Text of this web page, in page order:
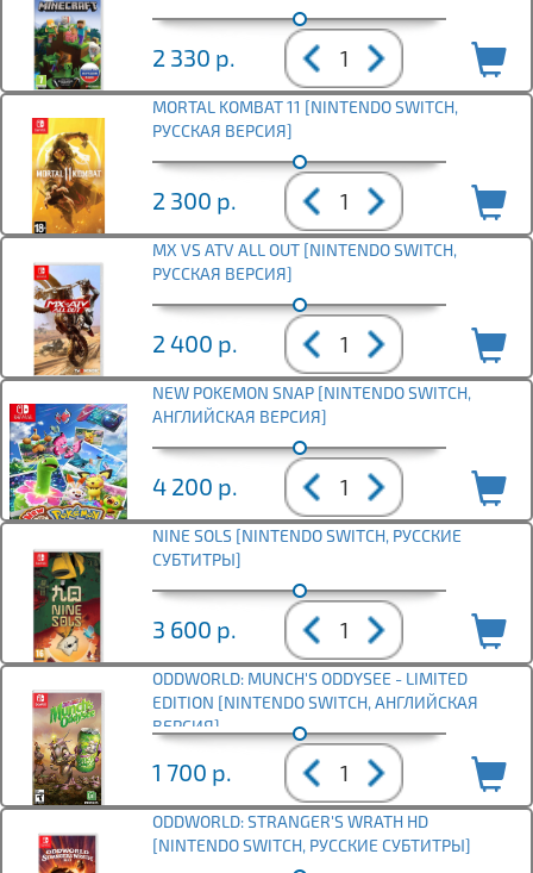
2 330 р.
MORTAL KOMBAT 11 [NINTENDO SWITCH,
РУССКАЯ ВЕРСИЯ]
2 300 р.
MX VS ATV ALL OUT [NINTENDO SWITCH,
РУССКАЯ ВЕРСИЯ]
2 400 р.
NEW POKEMON SNAP [NINTENDO SWITCH,
АНГЛИЙСКАЯ ВЕРСИЯ]
4 200 р.
NINE SOLS [NINTENDO SWITCH, РУССКИЕ
СУБТИТРЫ]
3 600 р.
ODDWORLD: MUNCH'S ODDYSEE - LIMITED
EDITION [NINTENDO SWITCH, АНГЛИЙСКАЯ
ВЕРСИЯ]
1 700 р.
ODDWORLD: STRANGER'S WRATH HD
[NINTENDO SWITCH, РУССКИЕ СУБТИТРЫ]